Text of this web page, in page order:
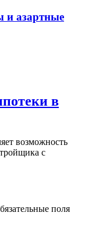
и азартные
в
возможность
с
поля